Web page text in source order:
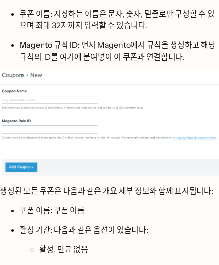
쿠폰 이름: 지정하는 이름은 문자, 숫자, 밑줄로만 구성할 수 있
으며 최대 32자까지 입력할 수 있습니다.
Magento 규칙 ID: 먼저 Magento에서 규칙을 생성하고 해당
규칙의 ID를 여기에 붙여넣어 이 쿠폰과 연결합니다.
생성된 모든 쿠폰은 다음과 같은 개요 세부 정보와 함께 표시됩니다:
쿠폰 이름:쿠폰 이름
활성 기간: 다음과 같은 옵션이 있습니다:
활성, 만료 없음